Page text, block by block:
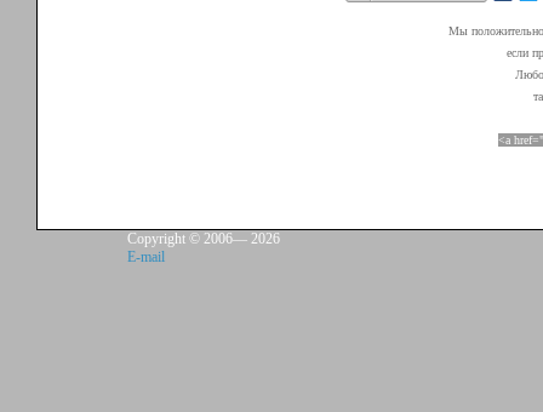
Мы положительно
если
<a
Copyright © 2006— 2026
E-mail